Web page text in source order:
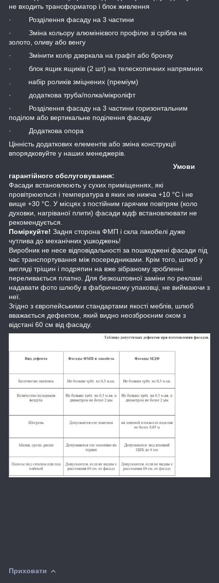
не входить трансформатор і блок живлення
· Розділення фасаду на 3 частини
· Зміна кольору алюмінієвого профілю зі срібла на
золото, оливу або венгу
· Змінити колір дзеркала на графіт або бронзу
· блок ящик ящиків (2 шт) на телескопичних напрямних
. набір роликів зміцнених (преміум)
· додаткова труба/полка/мікроліфт
· Розділення фасаду на 3 частини горизонтальним
поділом або вертикальне поділення фасаду
· Додаткова опора
Цінність додаткових елементів або зміна конструкції
впорядковуйте у наших менеджерів.
Умови
гарантійного обслуговування:
Фасади встановлюють у сухих приміщеннях, які
провітрюються і температура в яких не нижча +10 °С і не
вище +30 °С. У місцях з постійним гарячим повітрям (коло
духовки, нагріваної плити) фасади мдф встановлювати не
рекомендується.
Поміркуйте! Задня сторона ФМП і скла лакобелі дуже
чутлива до механічних ушкоджень!
Виробник не несе відповідальності за пошкоджені фасади під
час транспортування між посередниками. Крім того, шлюб у
вигляді тріщин і подряпин на вже зібраному зробленні
переливається платно. Для безкоштовної заміни по рекламі
надавати фото шлюбу в фабричному упаковці, не виймаючи з
неї.
Згідно з європейськими стандартами якості меблів, шлюб
вважається дефектом, який видно неозброєним оком з
відстані 60 см від фасаду.
Приховати